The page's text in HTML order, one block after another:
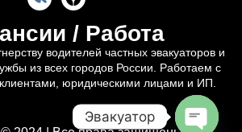
/ Работа
водителей частных эвакуаторов и
из всех городов России. Работаем с
юридическими лицами и ИП.
Эвакуатор